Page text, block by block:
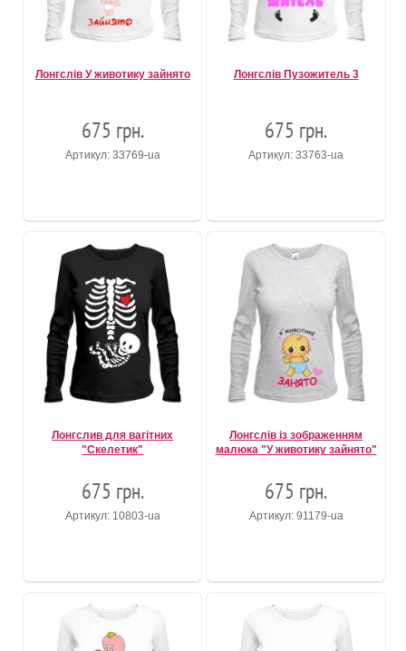
Лонгслів У животику зайнято
675 грн.
Артикул: 33769-ua
Лонгслів Пузожитель 3
675 грн.
Артикул: 33763-ua
Лонгслив для вагітних
"Скелетик"
675 грн.
Артикул: 10803-ua
Лонгслів із зображенням
малюка "У животику зайнято"
675 грн.
Артикул: 91179-ua